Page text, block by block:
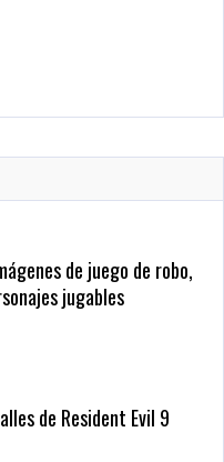
ritos ya está disponible
de juego de robo,
jugables
de Resident Evil 9